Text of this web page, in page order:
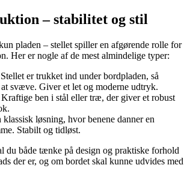
– stabilitet og stil
pladen – stellet spiller en afgørende rolle for
Her er nogle af de mest almindelige typer:
er trukket ind under bordpladen, så
svæve. Giver et let og moderne udtryk.
Kraftige ben i stål eller træ, der giver et robust
klassisk løsning, hvor benene danner en
Stabilt og tidløst.
du både tænke på design og praktiske forhold
der er, og om bordet skal kunne udvides med